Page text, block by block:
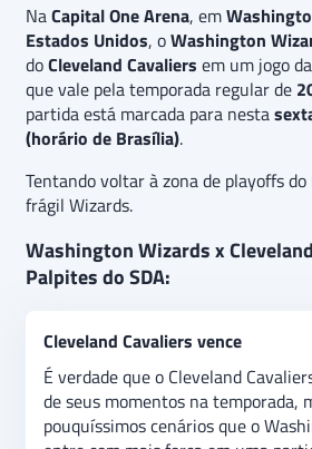
NaCapital One Arena, em
Estados Unidos, oWashington
doCleveland Cavaliers em um jogo da
que vale pela temporada regular de
partida está marcada para nesta
(horário de Brasília).
Tentando voltar à zona de playoffs
frágil Wizards.
Washington Wizards x
Palpites do SDA:
Cleveland Cavaliers vence
É verdade que o Cleveland
de seus momentos na temporada,
pouquíssimos cenários que o